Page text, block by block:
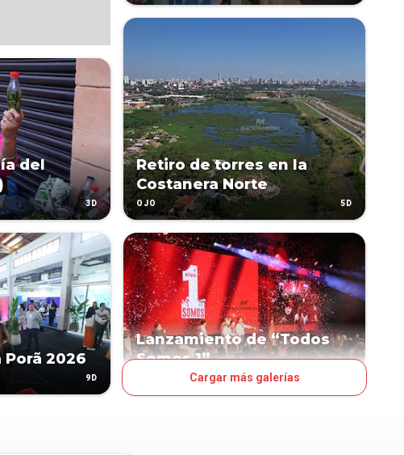
del
3D
Retiro de torres en la
Costanera Norte
OJO 5D
Porã 2026
9D
Lanzamiento de “Todos
Somos 1”
Cargar más galerías